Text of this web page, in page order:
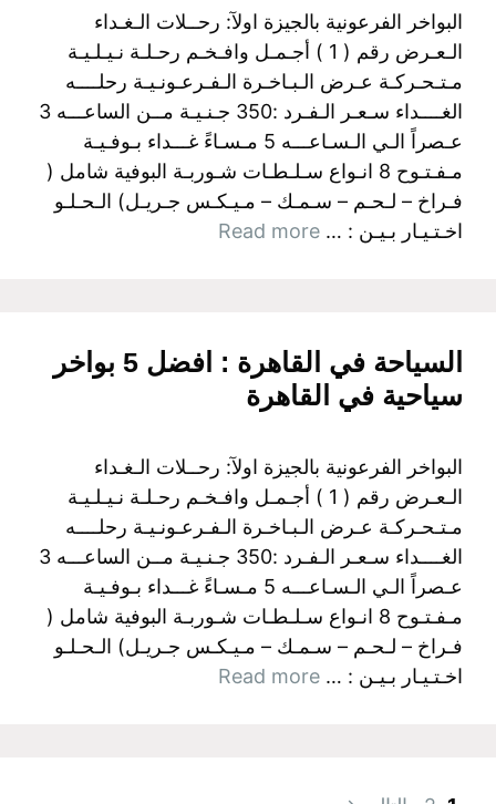
البواخر الفرعونية بالجيزة اولآ: رحــلات الـغـداء
الـعـرض رقم ( 1 ) أجـمـل وافـخـم رحـلـة نـيـلـيـة
مـتـحـركـة عـرض الـبـاخـرة الـفـرعـونـيـة رحلــــه
الغــــداء سـعـر الـفـرد :350 جـنـيـة مــن الساعـــه 3
عـصراً الـي الـسـاعـــه 5 مـسـاءً غـــداء بـوفـيـة
مـفـتـوح 8 انـواع سـلـطـات شـوربـة البوفية شامل (
فـراخ – لـحـم – سـمـك – مـيـكـس جـريـل) الـحـلـو
اخـتـيـار بـيـن : … Read more
السياحة في القاهرة : افضل 5 بواخر
سياحية في القاهرة
البواخر الفرعونية بالجيزة اولآ: رحــلات الـغـداء
الـعـرض رقم ( 1 ) أجـمـل وافـخـم رحـلـة نـيـلـيـة
مـتـحـركـة عـرض الـبـاخـرة الـفـرعـونـيـة رحلــــه
الغــــداء سـعـر الـفـرد :350 جـنـيـة مــن الساعـــه 3
عـصراً الـي الـسـاعـــه 5 مـسـاءً غـــداء بـوفـيـة
مـفـتـوح 8 انـواع سـلـطـات شـوربـة البوفية شامل (
فـراخ – لـحـم – سـمـك – مـيـكـس جـريـل) الـحـلـو
اخـتـيـار بـيـن : … Read more